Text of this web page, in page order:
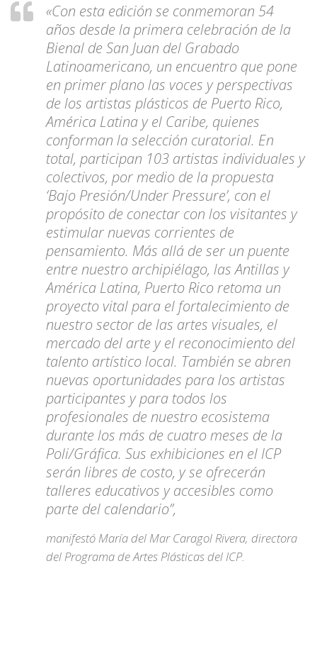
«Con esta edición se conmemoran 54
años desde la primera celebración de la
Bienal de San Juan del Grabado
Latinoamericano, un encuentro que pone
en primer plano las voces y perspectivas
de los artistas plásticos de Puerto Rico,
América Latina y el Caribe, quienes
conforman la selección curatorial. En
total, participan 103 artistas individuales y
colectivos, por medio de la propuesta
‘Bajo Presión/Under Pressure’, con el
propósito de conectar con los visitantes y
estimular nuevas corrientes de
pensamiento. Más allá de ser un puente
entre nuestro archipiélago, las Antillas y
América Latina, Puerto Rico retoma un
proyecto vital para el fortalecimiento de
nuestro sector de las artes visuales, el
mercado del arte y el reconocimiento del
talento artístico local. También se abren
nuevas oportunidades para los artistas
participantes y para todos los
profesionales de nuestro ecosistema
durante los más de cuatro meses de la
Poli/Gráfica. Sus exhibiciones en el ICP
serán libres de costo, y se ofrecerán
talleres educativos y accesibles como
parte del calendario”,
manifestó María del Mar Caragol Rivera, directora
del Programa de Artes Plásticas del ICP.